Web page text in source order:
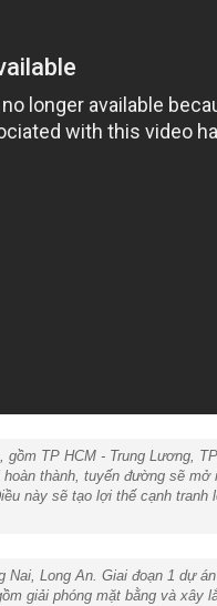
TP HCM - Trung Lương,
thành, tuyến đường sẽ
này sẽ tạo lợi thế cạnh
Long An. Giai đoạn 1 dự
giải phóng mặt bằng và xây